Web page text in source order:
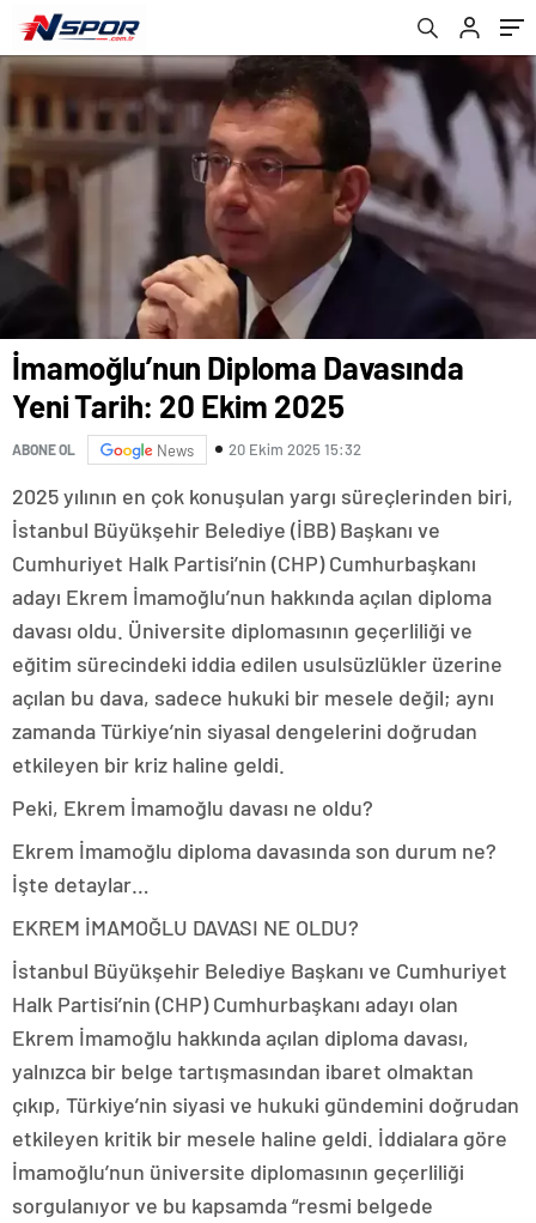
İmamoğlu’nun Diploma Davasında
Yeni Tarih: 20 Ekim 2025
ABONE OL News 20 Ekim 2025 15:32
2025 yılının en çok konuşulan yargı süreçlerinden biri,
İstanbul Büyükşehir Belediye (İBB) Başkanı ve
Cumhuriyet Halk Partisi’nin (CHP) Cumhurbaşkanı
adayı Ekrem İmamoğlu’nun hakkında açılan diploma
davası oldu. Üniversite diplomasının geçerliliği ve
eğitim sürecindeki iddia edilen usulsüzlükler üzerine
açılan bu dava, sadece hukuki bir mesele değil; aynı
zamanda Türkiye’nin siyasal dengelerini doğrudan
etkileyen bir kriz haline geldi.
Peki, Ekrem İmamoğlu davası ne oldu?
Ekrem İmamoğlu diploma davasında son durum ne?
İşte detaylar…
EKREM İMAMOĞLU DAVASI NE OLDU?
İstanbul Büyükşehir Belediye Başkanı ve Cumhuriyet
Halk Partisi’nin (CHP) Cumhurbaşkanı adayı olan
Ekrem İmamoğlu hakkında açılan diploma davası,
yalnızca bir belge tartışmasından ibaret olmaktan
çıkıp, Türkiye’nin siyasi ve hukuki gündemini doğrudan
etkileyen kritik bir mesele haline geldi. İddialara göre
İmamoğlu’nun üniversite diplomasının geçerliliği
sorgulanıyor ve bu kapsamda “resmi belgede
Malbora’yla Buluşma